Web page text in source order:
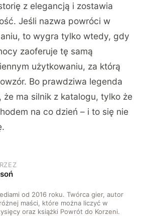
z elegancją i zostawia
Jeśli nazwa powróci w
to wygra tylko wtedy, gdy
zaoferuje tę samą
użytkowaniu, za którą
Bo prawdziwa legenda
że ma silnik z katalogu, tylko że
na co dzień – i to się nie
od 2016 roku. Twórca gier, autor
maści, które można liczyć w
oraz książki Powrót do Korzeni.